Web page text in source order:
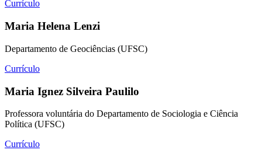
Currículo
Maria Helena Lenzi
Departamento de Geociências (UFSC)
Currículo
Maria Ignez Silveira Paulilo
Professora voluntária do Departamento de Sociologia e Ciência
Política (UFSC)
Currículo